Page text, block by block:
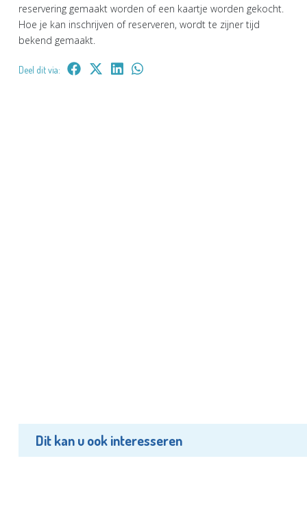
reservering gemaakt worden of een kaartje worden gekocht.
Hoe je kan inschrijven of reserveren, wordt te zijner tijd
bekend gemaakt.
Deel dit via:
Dit kan u ook interesseren